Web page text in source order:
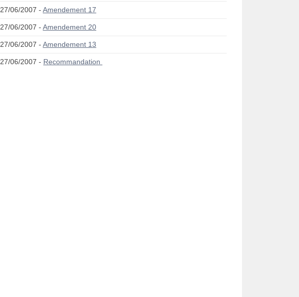
27/06/2007 - Amendement 17
27/06/2007 - Amendement 20
27/06/2007 - Amendement 13
27/06/2007 - Recommandation